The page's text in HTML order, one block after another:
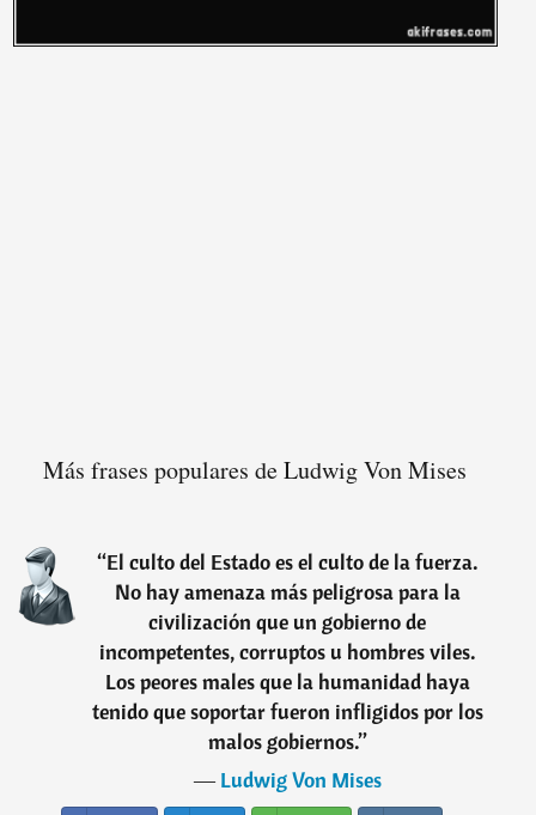
Más frases populares de Ludwig Von Mises
“El culto del Estado es el culto de la fuerza.
No hay amenaza más peligrosa para la
civilización que un gobierno de
incompetentes, corruptos u hombres viles.
Los peores males que la humanidad haya
tenido que soportar fueron infligidos por los
malos gobiernos.”
―Ludwig Von Mises